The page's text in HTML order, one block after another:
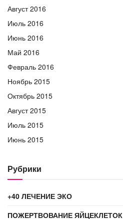
Август 2016
Июль 2016
Июнь 2016
Май 2016
Февраль 2016
Ноябрь 2015
Октябрь 2015
Август 2015
Июль 2015
Июнь 2015
Рубрики
+40 ЛЕЧЕНИЕ ЭКО
ПОЖЕРТВОВАНИЕ ЯЙЦЕКЛЕТОК